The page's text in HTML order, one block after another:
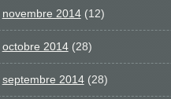
novembre 2014(12)
octobre 2014(28)
septembre 2014(28)